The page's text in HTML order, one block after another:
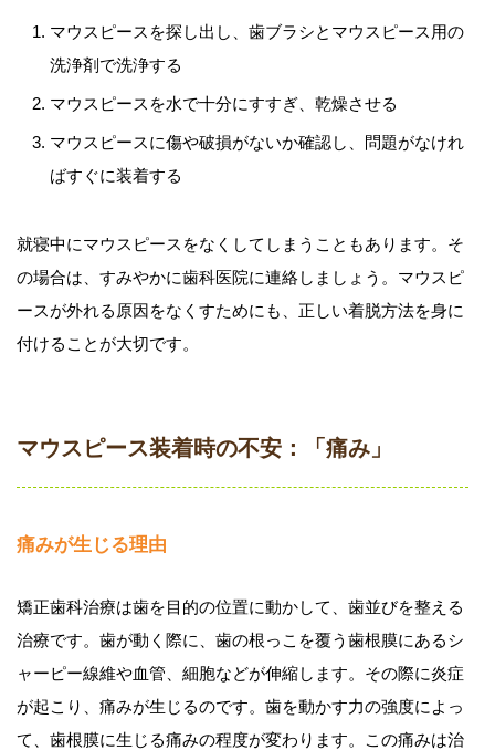
マウスピースを探し出し、歯ブラシとマウスピース用の
洗浄剤で洗浄する
マウスピースを水で十分にすすぎ、乾燥させる
マウスピースに傷や破損がないか確認し、問題がなけれ
ばすぐに装着する
就寝中にマウスピースをなくしてしまうこともあります。そ
の場合は、すみやかに歯科医院に連絡しましょう。マウスピ
ースが外れる原因をなくすためにも、正しい着脱方法を身に
付けることが大切です。
マウスピース装着時の不安：「痛み」
痛みが生じる理由
矯正歯科治療は歯を目的の位置に動かして、歯並びを整える
治療です。歯が動く際に、歯の根っこを覆う歯根膜にあるシ
ャーピー線維や血管、細胞などが伸縮します。その際に炎症
が起こり、痛みが生じるのです。歯を動かす力の強度によっ
て、歯根膜に生じる痛みの程度が変わります。この痛みは治